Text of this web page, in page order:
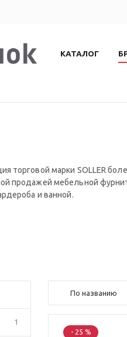
КАТАЛОГ
торговой марки SOLLER
продажей мебельной
и ванной.
1
По названию
- 25 %